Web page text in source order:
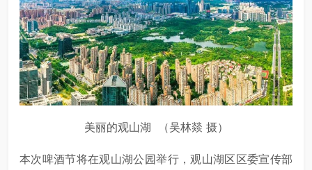
美丽的观山湖 （吴林燚 摄）
本次啤酒节将在观山湖公园举行，观山湖区区委宣传部